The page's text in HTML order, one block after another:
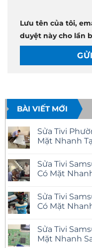
Lưu tên của tôi,
duyệt này cho lần
BÀI VIẾT MỚI
Sửa Tivi
Mặt Nhanh
bình
luận
ở
Phường
Bình
Trị
Tín
–
Có
Sửa Tivi
Có Mặt
bình
luận
ở
Samsung
Tại
Nhà
Sửa Tivi
Có Mặt
bình
luận
ở
Sửa Tivi
Mặt Nhanh